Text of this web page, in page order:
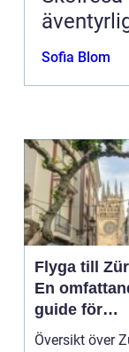
Sofia Blom
Flyga till
En
guide för
resenärer
Översikt över